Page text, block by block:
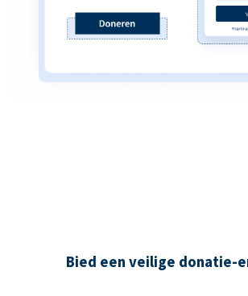
Bied een veilige donatie-